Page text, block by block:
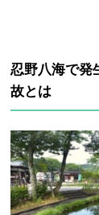
忍野八海で発
故とは